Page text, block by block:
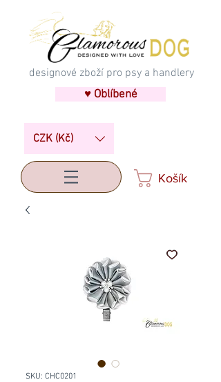
designové zboží pro psy a handlery
♥ Oblíbené
CZK (Kč)
Košík
SKU: CHC0201